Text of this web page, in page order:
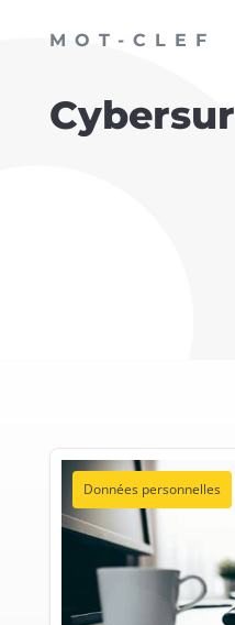
MOT-CLEF
Données personnelles